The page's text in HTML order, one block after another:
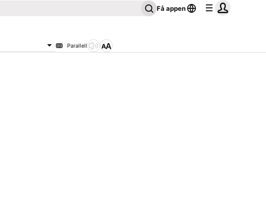
Få appen
Parallell